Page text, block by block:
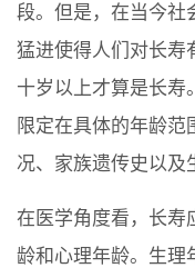
段。但是，在当今社
猛进使得人们对长寿
十岁以上才算是长寿
限定在具体的年龄
况、家族遗传史以及
在医学角度看，长寿
龄和心理年龄。生理